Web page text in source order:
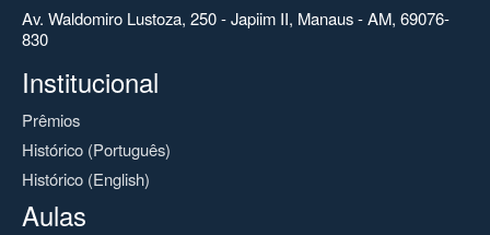
Av. Waldomiro Lustoza, 250 - Japiim II, Manaus - AM, 69076-
830
Institucional
Prêmios
Histórico (Português)
Histórico (English)
Aulas